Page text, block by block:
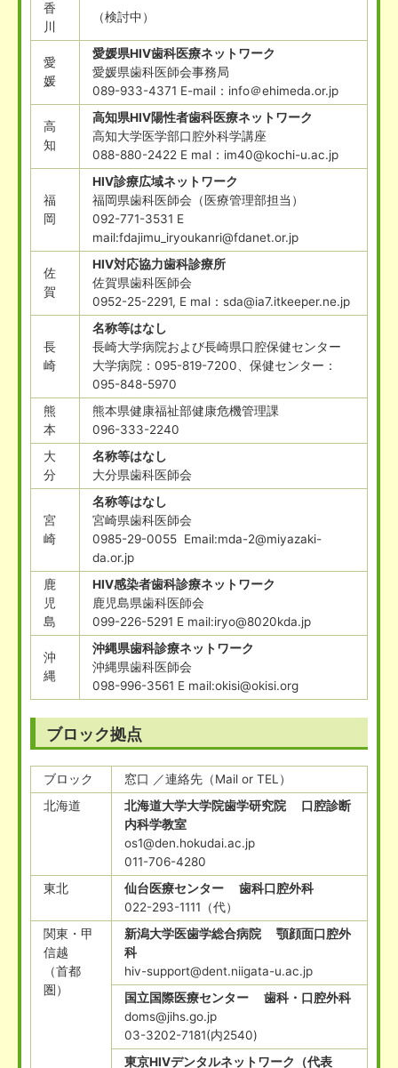
香
川
（検討中）
愛
媛
愛媛県HIV歯科医療ネットワーク
愛媛県歯科医師会事務局
089-933-4371 E-mail：info＠ehimeda.or.jp
高
知
高知県HIV陽性者歯科医療ネットワーク
高知大学医学部口腔外科学講座
088-880-2422 E mal：im40@kochi-u.ac.jp
福
岡
HIV診療広域ネットワーク
福岡県歯科医師会（医療管理部担当）
092-771-3531 E
mail:fdajimu_iryoukanri@fdanet.or.jp
佐
賀
HIV対応協力歯科診療所
佐賀県歯科医師会
0952-25-2291, E mal：sda@ia7.itkeeper.ne.jp
長
崎
名称等はなし
長崎大学病院および長崎県口腔保健センター
大学病院：095-819-7200、保健センター：
095-848-5970
熊
本
熊本県健康福祉部健康危機管理課
096-333-2240
大
分
名称等はなし
大分県歯科医師会
宮
崎
名称等はなし
宮崎県歯科医師会
0985-29-0055 Email:mda-2@miyazaki-
da.or.jp
鹿
児
島
HIV感染者歯科診療ネットワーク
鹿児島県歯科医師会
099-226-5291 E mail:iryo@8020kda.jp
沖
縄
沖縄県歯科診療ネットワーク
沖縄県歯科医師会
098-996-3561 E mail:okisi@okisi.org
ブロック拠点
ブロック
窓口 ／連絡先（Mail or TEL）
北海道
北海道大学大学院歯学研究院 口腔診断
内科学教室
os1@den.hokudai.ac.jp
011-706-4280
東北
仙台医療センター 歯科口腔外科
022-293-1111（代）
関東・甲
信越
（首都
圏）
新潟大学医歯学総合病院 顎顔面口腔外
科
hiv-support@dent.niigata-u.ac.jp
国立国際医療センター 歯科・口腔外科
doms@jihs.go.jp
03-3202-7181(内2540)
東京HIVデンタルネットワーク（代表